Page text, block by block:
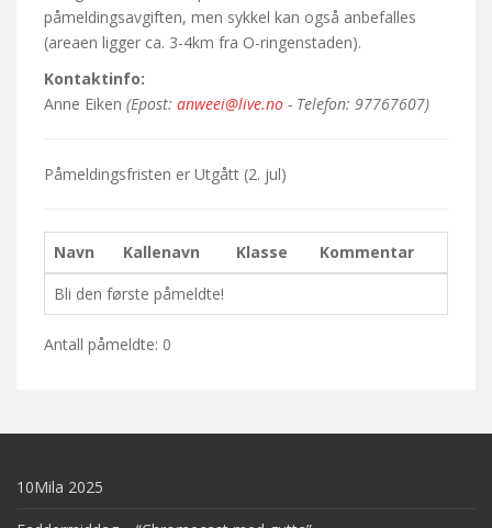
påmeldingsavgiften, men sykkel kan også anbefalles
(areaen ligger ca. 3-4km fra O-ringenstaden).
Kontaktinfo:
Anne Eiken (Epost: anweei@live.no - Telefon: 97767607)
Påmeldingsfristen er Utgått (2. jul)
Navn Kallenavn Klasse
Kommentar
Bli den første påmeldte!
Antall påmeldte: 0
10Mila 2025